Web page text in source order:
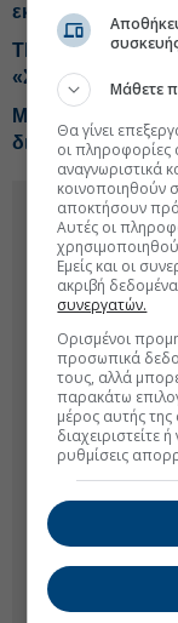
εκπτώσεις δίνουν
ΤΕΧΑΝ- ENVIPCO:
«Σπιτάκια
Metlen: Γκάζι σε
δισ. ευρω
Μάθετε
Θα γίνει
οι
αναγνωριστικά
κοινοποιηθούν
αποκτήσουν
Αυτές οι
Εμείς και οι
ακριβή
συνεργατών.
Ορισμένοι
προσωπικά
τους, αλλά
παρακάτω
μέρος αυτής
διαχειριστείτε
ρυθμίσεις